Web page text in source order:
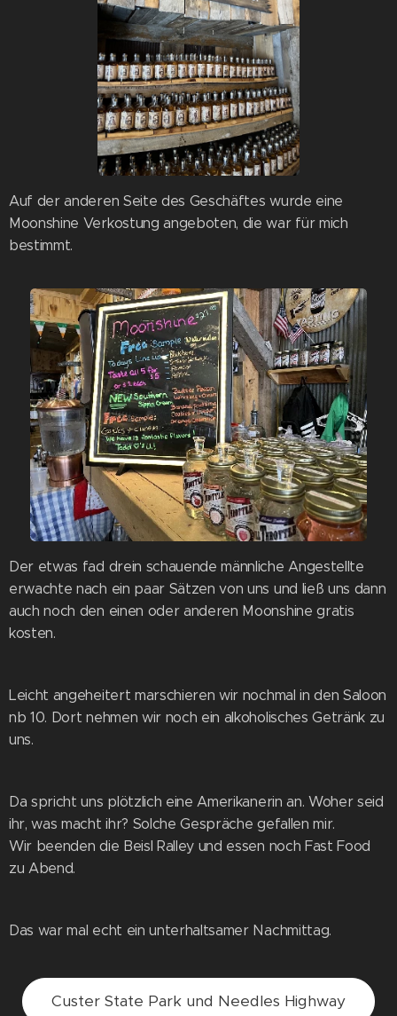
Auf der anderen Seite des Geschäftes wurde eine
Moonshine Verkostung angeboten, die war für mich
bestimmt.
Der etwas fad drein schauende männliche Angestellte
erwachte nach ein paar Sätzen von uns und ließ uns dann
auch noch den einen oder anderen Moonshine gratis
kosten.
Leicht angeheitert marschieren wir nochmal in den Saloon
nb 10. Dort nehmen wir noch ein alkoholisches Getränk zu
uns.
Da spricht uns plötzlich eine Amerikanerin an. Woher seid
ihr, was macht ihr? Solche Gespräche gefallen mir.
Wir beenden die Beisl Ralley und essen noch Fast Food
zu Abend.
Das war mal echt ein unterhaltsamer Nachmittag.
Custer State Park und Needles Highway